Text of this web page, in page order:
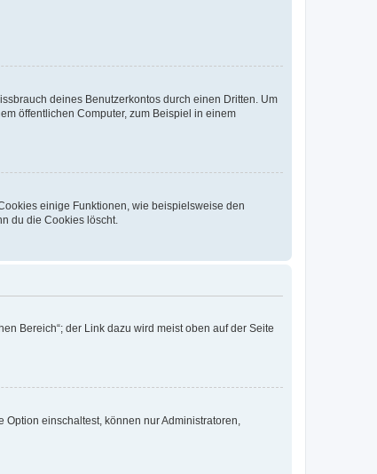
deines Benutzerkontos durch einen Dritten. Um
öffentlichen Computer, zum Beispiel in einem
einige Funktionen, wie beispielsweise den
du die Cookies löscht.
Bereich“; der Link dazu wird meist oben auf der Seite
einschaltest, können nur Administratoren,